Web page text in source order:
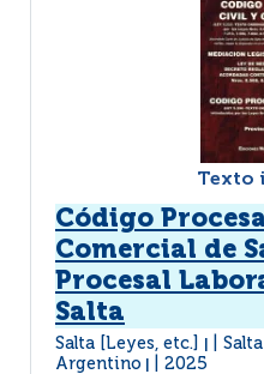
Texto
Código
Comercial de
Procesal
Salta
Salta [Leyes, etc.]
Argentino
2025